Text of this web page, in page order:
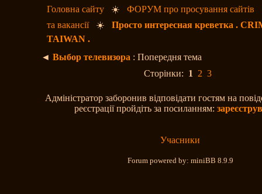
Головна сайту ☀️ФОРУМ про просування сайтів
та вакансії
☀️Просто интересная креветка .
TAIWAN .
◄Выбор телевизора : Попередня тема
Сторінки: 1 2 3
Адміністратор заборонив відповідати гостям на
реєстрації пройдіть за посиланням:
Учасники
Forum powered by: miniBB 8.9.9